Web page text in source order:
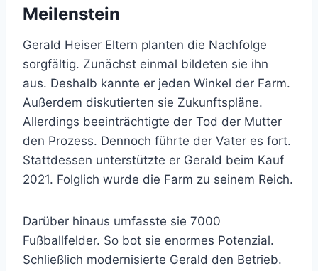
Meilenstein
Gerald Heiser Eltern planten die Nachfolge
sorgfältig. Zunächst einmal bildeten sie ihn
aus. Deshalb kannte er jeden Winkel der Farm.
Außerdem diskutierten sie Zukunftspläne.
Allerdings beeinträchtigte der Tod der Mutter
den Prozess. Dennoch führte der Vater es fort.
Stattdessen unterstützte er Gerald beim Kauf
2021. Folglich wurde die Farm zu seinem Reich.
Darüber hinaus umfasste sie 7000
Fußballfelder. So bot sie enormes Potenzial.
Schließlich modernisierte Gerald den Betrieb.